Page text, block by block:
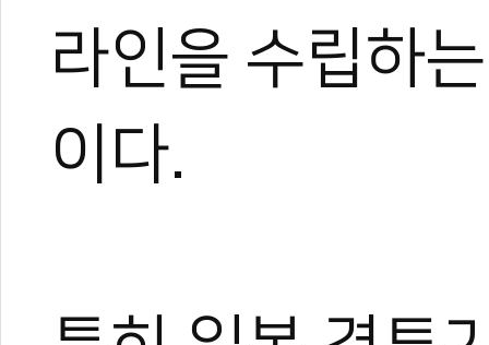
라인을 수립하
이다.
태권도 경기인 출신의 태권